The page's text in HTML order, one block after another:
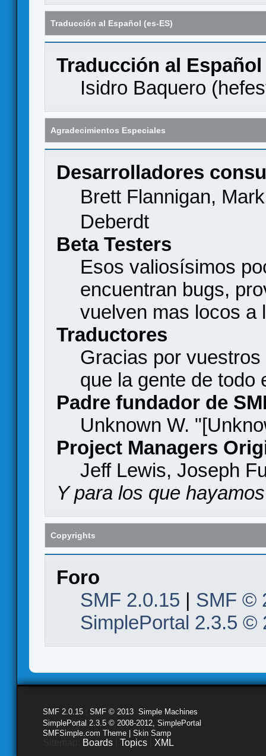
Traducción al Español (es-ES)
Traducción al Español
Isidro Baquero (
Agradecimientos Especiales
Desarrolladores
Brett Flannigan,
Deberdt
Beta Testers
Esos valiosísimos
encuentran bugs,
vuelven mas locos a
Traductores
Gracias por
que la gente de todo
Padre fundador de
Unknown W.
Project Managers
Jeff Lewis, Joseph
Y para los que
Copyrights
Foro
SMF 2.0.15 | SMF ©
SimplePortal 2.3.5 ©
SMF 2.0.15 SMF © 2013 Simple Machines
SimplePortal 2.3.5 © 2008-2012, SimplePortal
SMFSimple.com Theme | Skin Samp
Boards Topics XML